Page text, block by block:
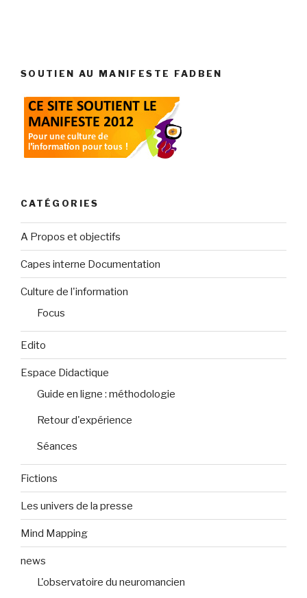
SOUTIEN AU MANIFESTE FADBEN
CATÉGORIES
A Propos et objectifs
Capes interne Documentation
Culture de l'information
Focus
Edito
Espace Didactique
Guide en ligne : méthodologie
Retour d'expérience
Séances
Fictions
Les univers de la presse
Mind Mapping
news
L'observatoire du neuromancien